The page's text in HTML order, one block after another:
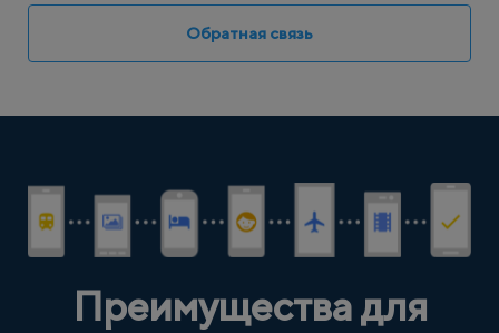
Обратная связь
Преимущества для